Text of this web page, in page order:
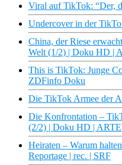
Viral auf TikTok: “Der,
Undercover in der
China, der Riese
Welt (1/2) | Doku HD |
This is TikTok: Junge
ZDFinfo Doku
Die TikTok Armee der
Die Konfrontation –
(2/2) | Doku HD | ARTE
Heiraten – Warum
Reportage | rec. | SRF